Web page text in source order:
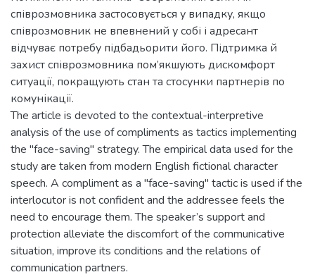
співрозмовника застосовується у випадку, якщо
співрозмовник не впевнений у собі і адресант
відчуває потребу підбадьорити його. Підтримка й
захист співрозмовника пом’якшують дискомфорт
ситуації, покращують стан та стосунки партнерів по
комунікації.
The article is devoted to the contextual-interpretive
analysis of the use of compliments as tactics implementing
the "face-saving" strategy. The empirical data used for the
study are taken from modern English fictional character
speech. A compliment as a "face-saving" tactic is used if the
interlocutor is not confident and the addressee feels the
need to encourage them. The speaker’s support and
protection alleviate the discomfort of the communicative
situation, improve its conditions and the relations of
communication partners.